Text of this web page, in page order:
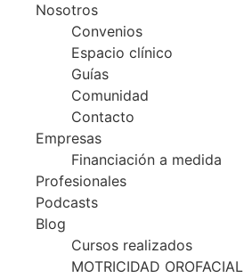
Nosotros
Convenios
Espacio clínico
Guías
Comunidad
Contacto
Empresas
Financiación a medida
Profesionales
Podcasts
Blog
Cursos realizados
MOTRICIDAD OROFACIAL